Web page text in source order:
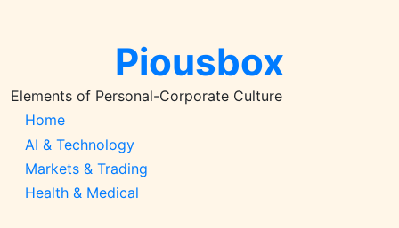
principal
Piousbox
Elements of Personal-Corporate Culture
Main
Navigation-
2026q1
Home
AI & Technology
Markets & Trading
Health & Medical